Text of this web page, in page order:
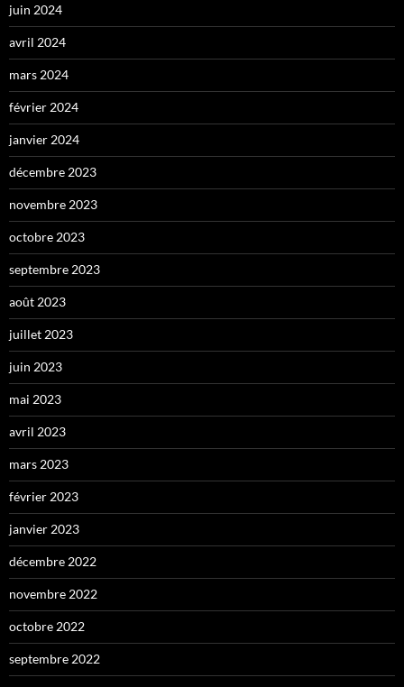
juin 2024
avril 2024
mars 2024
février 2024
janvier 2024
décembre 2023
novembre 2023
octobre 2023
septembre 2023
août 2023
juillet 2023
juin 2023
mai 2023
avril 2023
mars 2023
février 2023
janvier 2023
décembre 2022
novembre 2022
octobre 2022
septembre 2022